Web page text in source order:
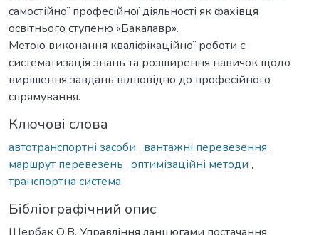
самостійної професійної діяльності як фахівця
освітнього ступеню «Бакалавр».
Метою виконання кваліфікаційної роботи є
систематизація знань та розширення навичок щодо
вирішення завдань відповідно до професійного
спрямування.
Ключові слова
автотранспортні засоби , вантажні перевезення ,
маршрут перевезень , оптимізаційні методи ,
транспортна система
Бібліографічний опис